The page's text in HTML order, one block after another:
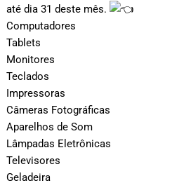
até dia 31 deste mês.
Computadores
Tablets
Monitores
Teclados
Impressoras
Câmeras Fotográficas
Aparelhos de Som
Lâmpadas Eletrônicas
Televisores
Geladeira